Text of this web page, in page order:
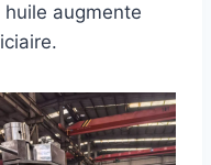
augmente